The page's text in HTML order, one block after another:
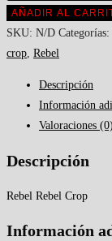
AÑADIR AL
SKU: N/D Categorías:
crop, Rebel
Descripción
Información
Valoraciones (0)
Descripción
Rebel Rebel Crop
Información